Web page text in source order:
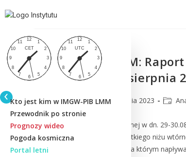
Kto jest kim w IMGW-PIB LMM
Przewodnik po stronie
Prognozy wideo
Pogoda kosmiczna
Portal letni
IMGW-PIB CMM:
dniach 29-30 sierpnia
CMM 27 września 2023
Analiza sytuacji synoptycznej w dn. 29-
frontowej (a następnie płytkiego niżu
oddziaływał front ciepły, za którym